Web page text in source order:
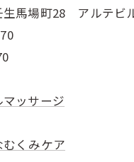
生馬場町28 アルテビ
ッサージ
くみケア